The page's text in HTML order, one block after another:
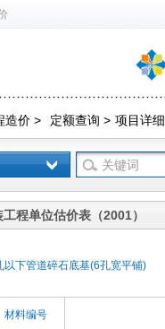
造价 > 定额查询 > 项目详细
程单位估价表（2001）
以下管道碎石底基(6孔宽平铺)
材料编号